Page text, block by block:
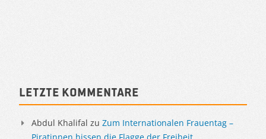
Sidebar
Letzte Kommentare
Abdul Khalifal zu Zum Internationalen Frauentag –
Piratinnen hissen die Flagge der Freiheit